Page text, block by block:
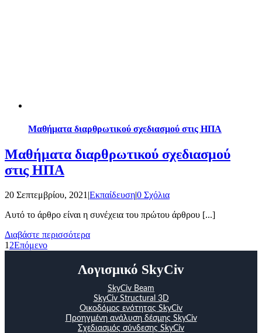
Μαθήματα διαρθρωτικού σχεδιασμού στις ΗΠΑ
Μαθήματα διαρθρωτικού σχεδιασμού
στις ΗΠΑ
20 Σεπτεμβρίου, 2021 |Εκπαίδευση|0 Σχόλια
Αυτό το άρθρο είναι η συνέχεια του πρώτου άρθρου [...]
Διαβάστε περισσότερα
1 2Επόμενο
Λογισμικό SkyCiv
SkyCiv Beam
SkyCiv Structural 3D
Οικοδόμος ενότητας SkyCiv
Προηγμένη ανάλυση δέσμης SkyCiv
Σχεδιασμός σύνδεσης SkyCiv